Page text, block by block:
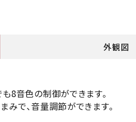
外観図
8音色の制御ができます。
で、音量調節ができます。